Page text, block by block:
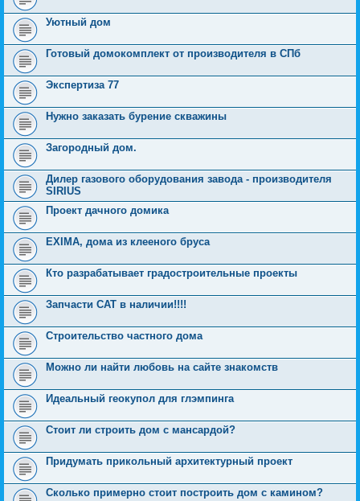
Уютный дом
Готовый домокомплект от производителя в СПб
Экспертиза 77
Нужно заказать бурение скважины
Загородный дом.
Дилер газового оборудования завода - производителя
SIRIUS
Проект дачного домика
EXIMA, дома из клееного бруса
Кто разрабатывает градостроительные проекты
Запчасти CAT в наличии!!!!
Строительство частного дома
Можно ли найти любовь на сайте знакомств
Идеальный геокупол для глэмпинга
Стоит ли строить дом с мансардой?
Придумать прикольный архитектурный проект
Сколько примерно стоит построить дом с камином?